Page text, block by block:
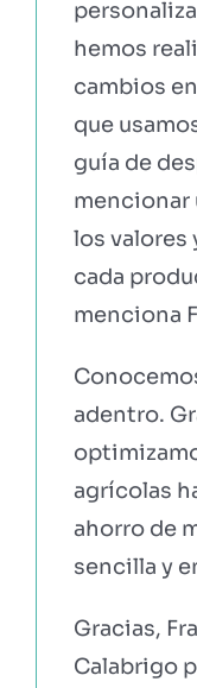
hemos
cambios
que
guía de
mencionar
los valores
cada
menciona
adentro.
agrícolas
ahorro de
sencilla y
Gracias,
Calabrigo